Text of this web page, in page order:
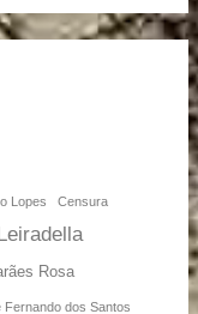
Lopes Censura
Rosa
Fernando dos Santos